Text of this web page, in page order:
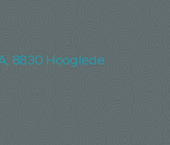
8830 Hooglede